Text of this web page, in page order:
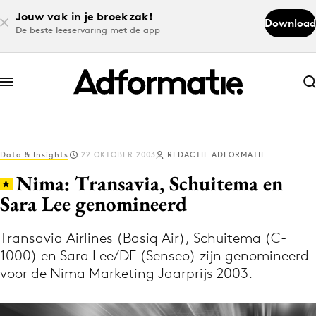
Jouw vak in je broekzak!
De beste leeservaring met de app
Download
Abonneer nu
Abonneer nu
Log in
Volg het laatste nieuws via de Adformatie
Nieuws app
Data & Insights 22 OKTOBER 2003 REDACTIE ADFORMATIE
Nima: Transavia, Schuitema en
Sara Lee genomineerd
Transavia Airlines (Basiq Air), Schuitema (C-
1000) en Sara Lee/DE (Senseo) zijn genomineerd
voor de Nima Marketing Jaarprijs 2003.